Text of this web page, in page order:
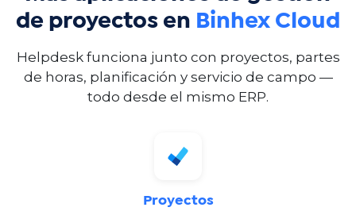
de proyectos en Binhex Cloud
Helpdesk funciona junto con proyectos, partes
de horas, planificación y servicio de campo —
todo desde el mismo ERP.
Proyectos